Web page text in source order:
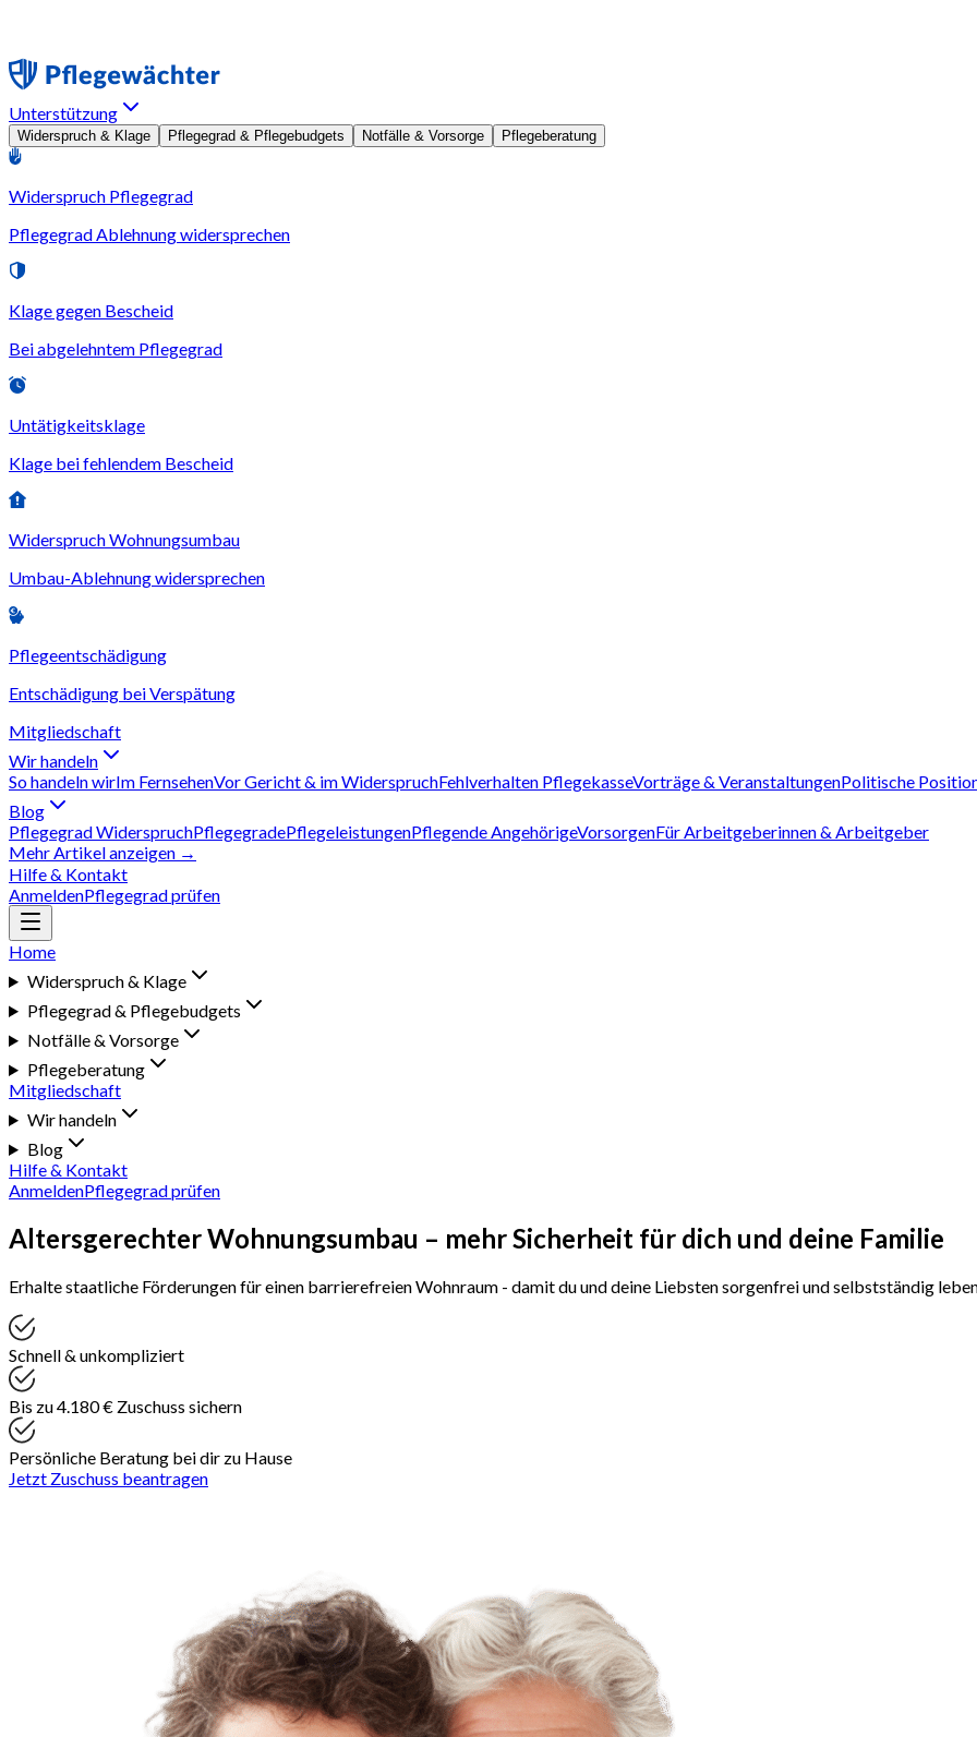
Unterstützung
Widerspruch & Klage Pflegegrad & Pflegebudgets Notfälle & Vorsorge Pflegeberatung
Widerspruch Pflegegrad
Pflegegrad Ablehnung widersprechen
Klage gegen Bescheid
Bei abgelehntem Pflegegrad
Untätigkeitsklage
Klage bei fehlendem Bescheid
Widerspruch Wohnungsumbau
Umbau-Ablehnung widersprechen
Pflegeentschädigung
Entschädigung bei Verspätung
Mitgliedschaft
Wir handeln
So handeln wirIm FernsehenVor Gericht & im WiderspruchFehlverhalten PflegekasseVorträge & VeranstaltungenPolitische
Blog
Pflegegrad WiderspruchPflegegradePflegeleistungenPflegende AngehörigeVorsorgenFür Arbeitgeberinnen & Arbeitgeber
Mehr Artikel anzeigen →
Hilfe & Kontakt
AnmeldenPflegegrad prüfen
Home
Widerspruch & Klage
Pflegegrad & Pflegebudgets
Notfälle & Vorsorge
Pflegeberatung
Mitgliedschaft
Wir handeln
Blog
Hilfe & Kontakt
AnmeldenPflegegrad prüfen
Altersgerechter Wohnungsumbau – mehr Sicherheit für dich und deine Familie
Erhalte staatliche Förderungen für einen barrierefreien Wohnraum - damit du und deine Liebsten sorgenfrei und selbstständig
Schnell& unkompliziert
Bis zu 4.180 € Zuschuss sichern
Persönliche Beratung bei dir zu Hause
Jetzt Zuschuss beantragen